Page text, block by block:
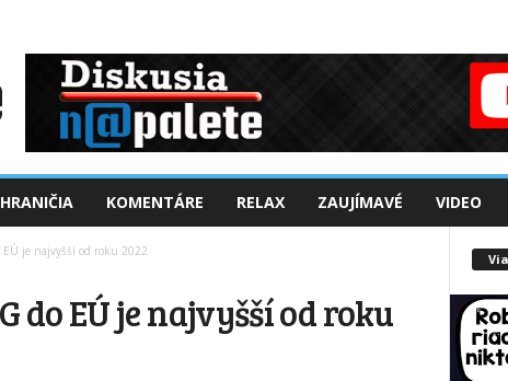
KOMENTÁRE RELAX ZAUJÍMAVÉ VIDEO
je najvyšší od roku 2022
do EÚ je najvyšší od roku